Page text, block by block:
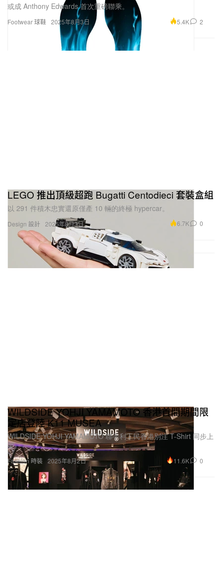
Footwear 球鞋
或成 Anthony Edwards 首次重磅聯乘。
2025年8月3日 5.4K 2
Design 設計
LEGO 推出頂級超跑 Bugatti Centodieci 套裝盒組
以 291 件積木忠實還原僅產 10 輛的終極 hypercar。
2025年8月3日 6.7K 0
Fashion 時裝
WILDSIDE YOHJI YAMAMOTO 香港首間期間限
定店登陸 K11 MUSEA
WILDSIDE YOHJI YAMAMOTO 聯手利工民香港別注 T-Shirt 同步上
架。
2025年8月2日 11.6K 0